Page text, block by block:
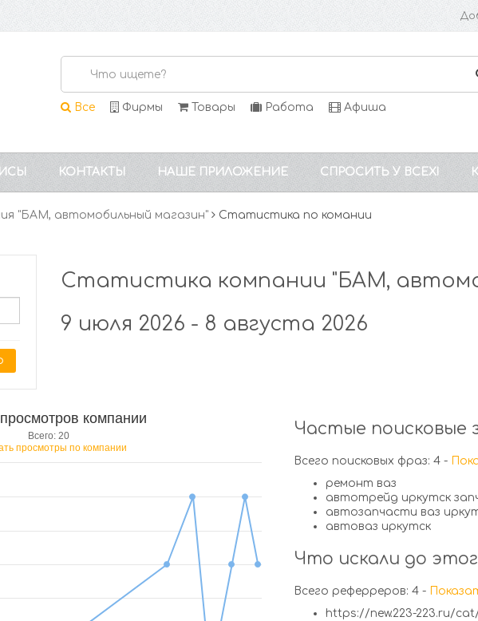
Все Фирмы Товары Работа Афиша
КОНТАКТЫ НАШЕ ПРИЛОЖЕНИЕ СПРОСИТЬ У ВСЕХ!
"БАМ, автомобильный магазин" Статистика по комании
Статистика компании "БАМ,
9 июля 2026 - 8 августа 2026
компании
Всего: 20
просмотры по компании
Частые поисковые
Всего поисковых фраз: 4 -
ремонт ваз
автотрейд иркутск
автозапчасти ваз
автоваз иркутск
Что искали до
Всего реферреров: 4 -
https://new.223-223.ru/